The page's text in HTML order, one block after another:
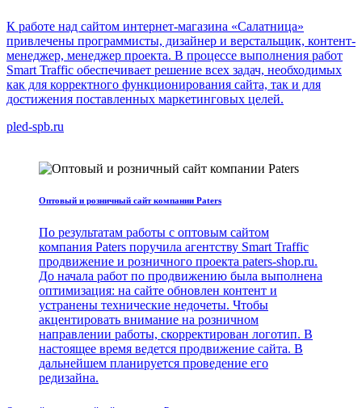
К работе над сайтом интернет-магазина «Салатница»
привлечены программисты, дизайнер и верстальщик, контент-
менеджер, менеджер проекта. В процессе выполнения работ
Smart Traffic обеспечивает решение всех задач, необходимых
как для корректного функционирования сайта, так и для
достижения поставленных маркетинговых целей.
pled-spb.ru
Оптовый и розничный сайт компании Paters
По результатам работы с оптовым сайтом
компания Paters поручила агентству Smart Traffic
продвижение и розничного проекта paters-shop.ru.
До начала работ по продвижению была выполнена
оптимизация: на сайте обновлен контент и
устранены технические недочеты. Чтобы
акцентировать внимание на розничном
направлении работы, скорректирован логотип. В
настоящее время ведется продвижение сайта. В
дальнейшем планируется проведение его
редизайна.